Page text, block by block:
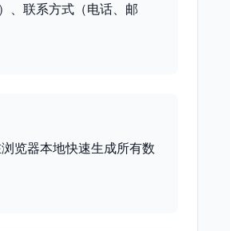
、联系方式（电话、邮
览器本地快速生成所有数